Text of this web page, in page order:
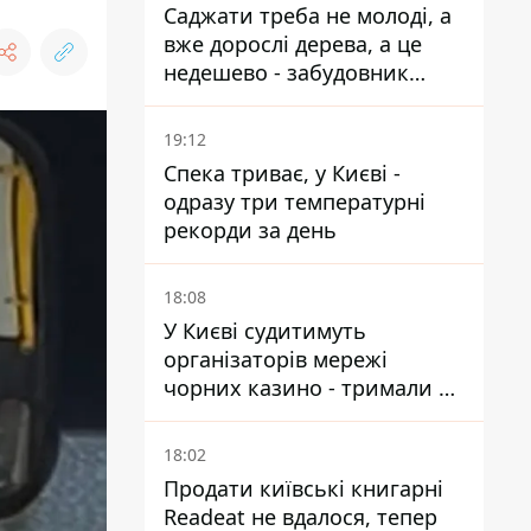
Саджати треба не молоді, а
вже дорослі дерева, а це
недешево - забудовник
Ніконов
19:12
Спека триває, у Києві -
одразу три температурні
рекорди за день
18:08
У Києві судитимуть
організаторів мережі
чорних казино - тримали 39
закладів
18:02
Продати київські книгарні
Readeat не вдалося, тепер